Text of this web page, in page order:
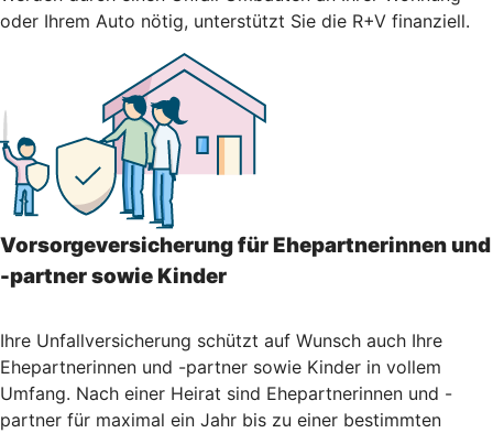
oder Ihrem Auto nötig, unterstützt Sie die R+V finanziell.
Vorsorgeversicherung für Ehepartnerinnen und
-partner sowie Kinder
Ihre Unfallversicherung schützt auf Wunsch auch Ihre
Ehepartnerinnen und -partner sowie Kinder in vollem
Umfang. Nach einer Heirat sind Ehepartnerinnen und -
partner für maximal ein Jahr bis zu einer bestimmten